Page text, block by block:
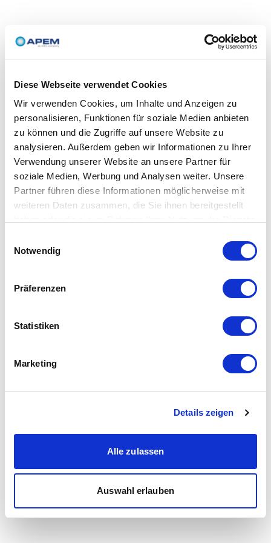
Diese Webseite verwendet Cookies
Wir verwenden Cookies, um Inhalte und Anzeigen zu
personalisieren, Funktionen für soziale Medien anbieten
zu können und die Zugriffe auf unsere Website zu
analysieren. Außerdem geben wir Informationen zu Ihrer
Verwendung unserer Website an unsere Partner für
soziale Medien, Werbung und Analysen weiter. Unsere
Partner führen diese Informationen möglicherweise mit
weiteren Daten zusammen, die Sie ihnen bereitgestellt
Notwendig
Präferenzen
Statistiken
Marketing
Details zeigen
Alle zulassen
Auswahl erlauben